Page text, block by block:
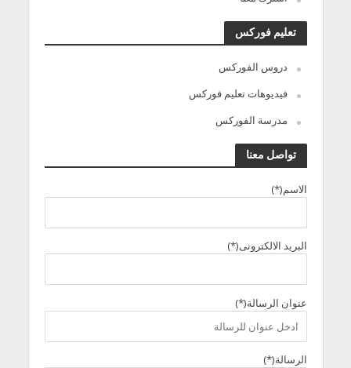
تعليم فوركس
دروس الفوركس
فيديوهات تعليم فوركس
مدرسة الفوركس
تواصل معنا
الاسم(*)
البريد الالكترونى(*)
عنوان الرسالة(*)
الرسالة(*)